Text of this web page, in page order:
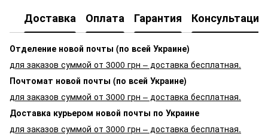
Доставка Оплата Гарантия Консультация
Отделение новой почты (по всей Украине)
для заказов суммой от 3000 грн – доставка бесплатная.
Почтомат новой почты (по всей Украине)
для заказов суммой от 3000 грн – доставка бесплатная.
Доставка курьером новой почты по Украине
для заказов суммой от 3000 грн – доставка бесплатная.